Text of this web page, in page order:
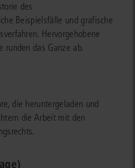
des
Beispielsfälle und grafische
Hervorgehobene
runden das Ganze ab.
die heruntergeladen und
die Arbeit mit den